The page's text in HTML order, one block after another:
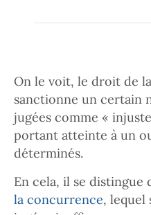
On le voit, le droit de
sanctionne un certain
jugées comme «
portant atteinte à un
déterminés.
En cela, il se distingue
la concurrence, lequel